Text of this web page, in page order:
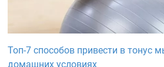
Топ-7 способов привести в тонус
домашних условиях